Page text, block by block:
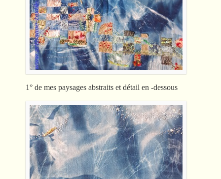
1° de mes paysages abstraits et détail en -dessous